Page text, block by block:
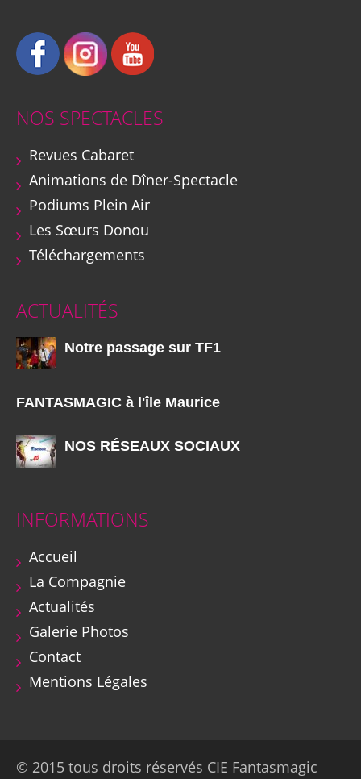
NOS SPECTACLES
Revues Cabaret
Animations de Dîner-Spectacle
Podiums Plein Air
Les Sœurs Donou
Téléchargements
ACTUALITÉS
Notre passage sur TF1
FANTASMAGIC à l'île Maurice
NOS RÉSEAUX SOCIAUX
INFORMATIONS
Accueil
La Compagnie
Actualités
Galerie Photos
Contact
Mentions Légales
© 2015 tous droits réservés CIE Fantasmagic